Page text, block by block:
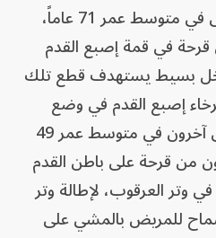
وتابعت: "خضع 10 مرضى في متوسط عمر 71 عاماً،
قرحة في قمة إصبع القدم
بسيط يستهدف قطع تلك
إصبع القدم في وضع
مستقيم، وخضع 9 مرضى آخرون في متوسط عمر 49
من قرحة على باطن القدم
العرقوب، لإطالة وتر
للمريض بالمشي على